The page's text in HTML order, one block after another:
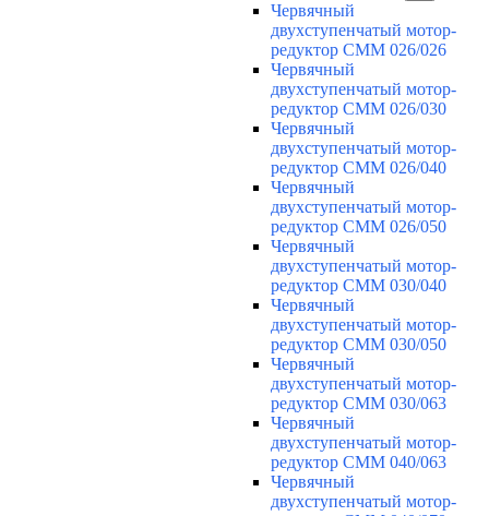
Червячный
двухступенчатый мотор-
редуктор CMM 026/026
Червячный
двухступенчатый мотор-
редуктор CMM 026/030
Червячный
двухступенчатый мотор-
редуктор CMM 026/040
Червячный
двухступенчатый мотор-
редуктор CMM 026/050
Червячный
двухступенчатый мотор-
редуктор CMM 030/040
Червячный
двухступенчатый мотор-
редуктор CMM 030/050
Червячный
двухступенчатый мотор-
редуктор CMM 030/063
Червячный
двухступенчатый мотор-
редуктор CMM 040/063
Червячный
двухступенчатый мотор-